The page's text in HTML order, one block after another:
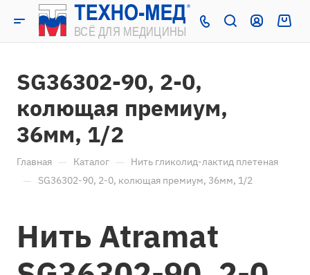
SG36302-90, 2-0,
колющая премиум,
36мм, 1/2
Главная — Каталог — Нить гликолид-лактид плетеная
— SG36302-90, 2-0, колющая премиум, 36мм, 1/2
Нить Atramat